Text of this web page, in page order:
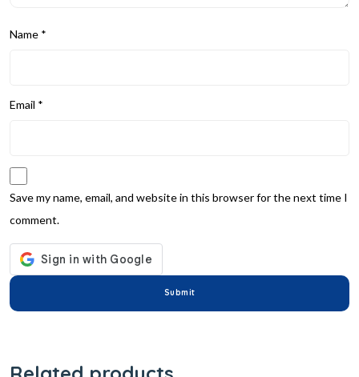
Name *
Email *
Save my name, email, and website in this browser for the next time I
comment.